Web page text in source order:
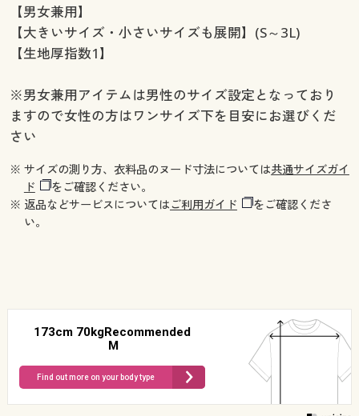
【男女兼用】
【大きいサイズ・小さいサイズも展開】(S～3L)
【生地厚指数1】
※男女兼用アイテムは男性のサイズ設定となっており
ますので女性の方はワンサイズ下を目安にお選びくだ
さい
※ サイズの測り方、衣料品のヌード寸法については共通サイズガイ
ド
をご確認ください。
※ 返品などサービスについてはご利用ガイド
をご確認くださ
い。
173cm 70kgRecommended
M
Find out more on your body type